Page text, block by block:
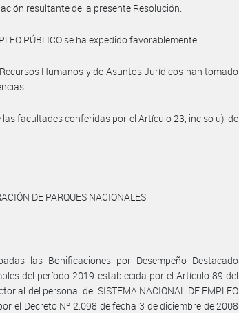
resultante de la presente Resolución.
PÚBLICO se ha expedido favorablemente.
Humanos y de Asuntos Jurídicos han tomado
facultades conferidas por el Artículo 23, inciso u), de
DE PARQUES NACIONALES
las Bonificaciones por Desempeño Destacado
del período 2019 establecida por el Artículo 89 del
del personal del SISTEMA NACIONAL DE EMPLEO
el Decreto Nº 2.098 de fecha 3 de diciembre de 2008